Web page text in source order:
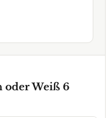
oder Weiß 6